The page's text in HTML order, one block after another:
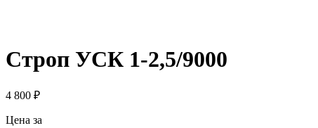
Строп УСК 1-2,5/9000
4 800 ₽
Цена за